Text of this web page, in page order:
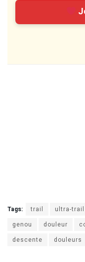
Tags: trail ultra-trail
genou
douleur
descente
douleurs